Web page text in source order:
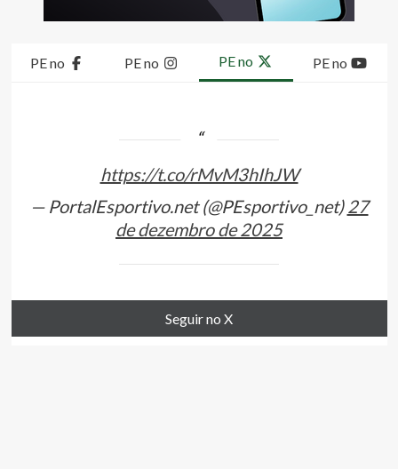
PE no PE no PE no PE no
https://t.co/rMvM3hIhJW
— PortalEsportivo.net (@PEsportivo_net)27
de dezembro de 2025
Seguir no X